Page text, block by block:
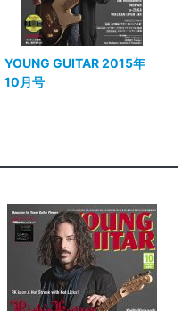
YOUNG GUITAR 2015年
10月号